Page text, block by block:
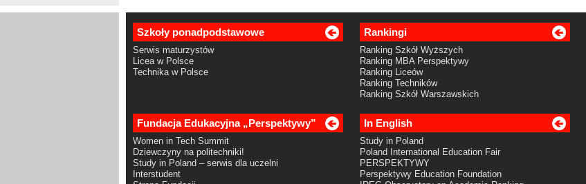
Szkoły ponadpodstawowe
Serwis maturzystów
Licea w Polsce
Technika w Polsce
Rankingi
Ranking Szkół Wyższych
Ranking MBA Perspektywy
Ranking Liceów
Ranking Techników
Ranking Szkół Warszawskich
Fundacja Edukacyjna „Perspektywy”
Women in Tech Summit
Dziewczyny na politechniki!
Study in Poland – serwis dla uczelni
Interstudent
In English
Study in Poland
Poland International Education Fair
PERSPEKTYWY
Perspektywy Education Foundation